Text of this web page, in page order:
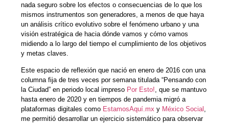
nada seguro sobre los efectos o consecuencias de lo que los
mismos instrumentos son generadores, a menos de que haya
un análisis crítico evolutivo sobre el fenómeno urbano y una
visión estratégica de hacia dónde vamos y cómo vamos
midiendo a lo largo del tiempo el cumplimiento de los objetivos
y metas claves.
Este espacio de reflexión que nació en enero de 2016 con una
columna fija de tres veces por semana titulada “Pensando con
la Ciudad” en periodo local impreso Por Esto!, que se mantuvo
hasta enero de 2020 y en tiempos de pandemia migró a
plataformas digitales como EstamosAquí.mx y México Social ,
me permitió desarrollar un ejercicio sistemático para observar